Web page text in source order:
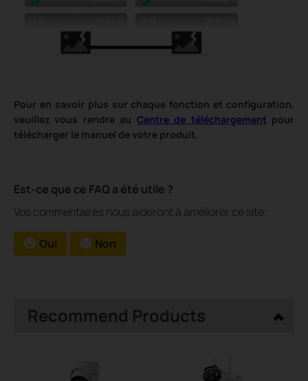
Pour en savoir plus sur chaque fonction et configuration,
veuillez vous rendre au Centre de téléchargement pour
télécharger le manuel de votre produit.
Est-ce que ce FAQ a été utile ?
Vos commentaires nous aideront à améliorer ce site.
Oui Non
Recommend Products